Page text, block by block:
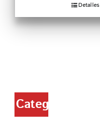
Detalles
Categorías